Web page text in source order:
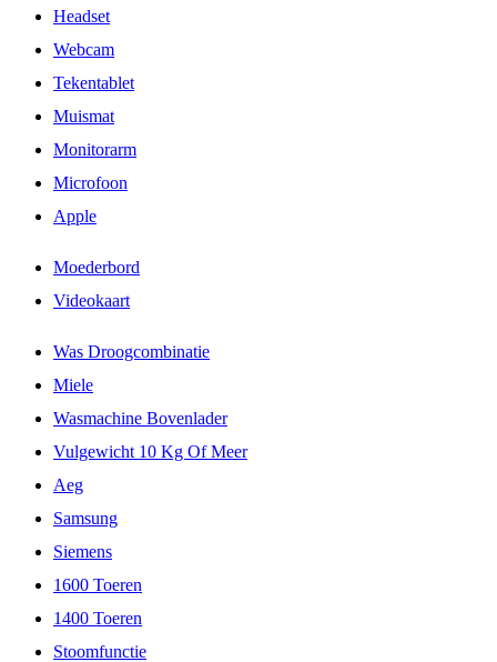
Headset
Webcam
Tekentablet
Muismat
Monitorarm
Microfoon
Apple
Moederbord
Videokaart
Was Droogcombinatie
Miele
Wasmachine Bovenlader
Vulgewicht 10 Kg Of Meer
Aeg
Samsung
Siemens
1600 Toeren
1400 Toeren
Stoomfunctie